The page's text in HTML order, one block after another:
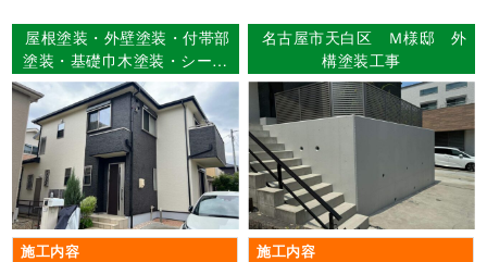
屋根塗装・外壁塗装・付帯部
塗装・基礎巾木塗装・シーリ
ング打ち替え工事・ベランダ
FRP防水工事 名古屋市中川
区 Ｈ様邸
施工内容
名古屋市天白区 Ｍ様邸 外
構塗装工事
施工内容